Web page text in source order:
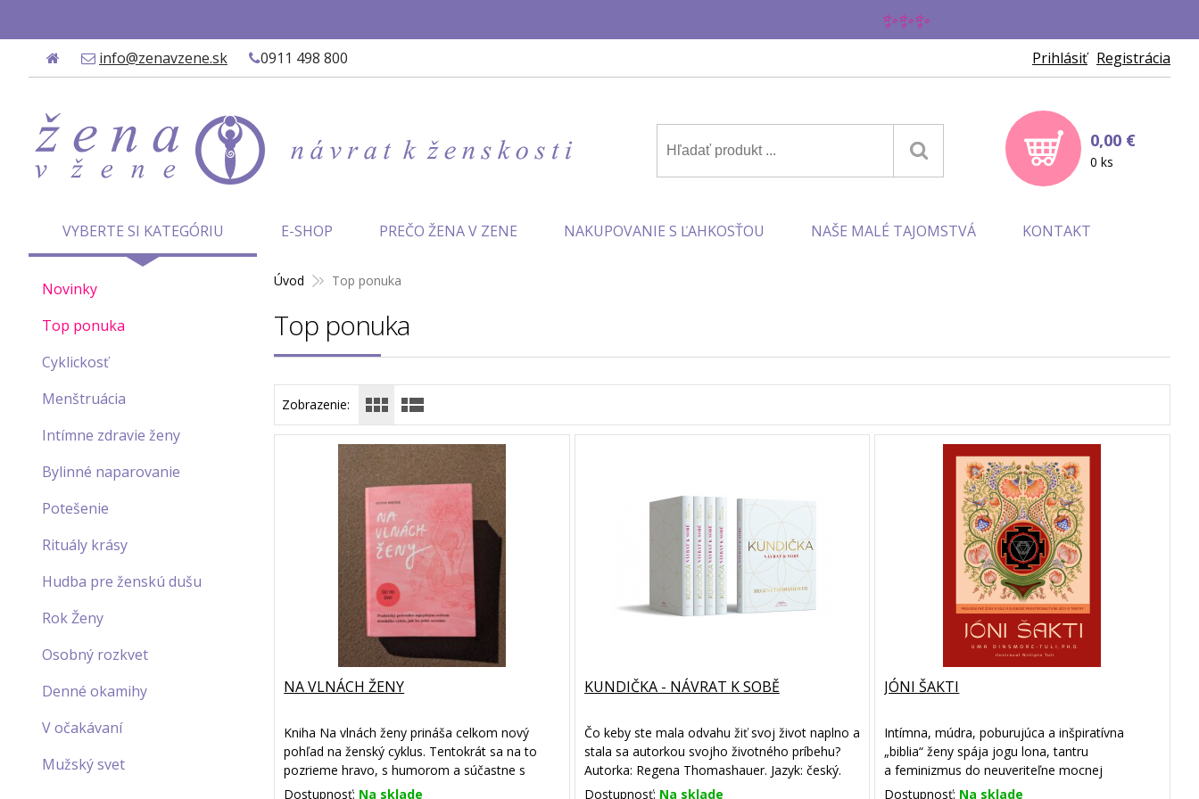
✨✨✨
info@zenavzene.sk 0911 498 800 Prihlásiť Registrácia
0,00 €
0 ks
Úvod Top ponuka
Top ponuka
Zobrazenie:
NA VLNÁCH ŽENY
Kniha Na vlnách ženy prináša celkom nový
pohľad na ženský cyklus. Tentokrát sa na to
pozrieme hravo, s humorom a súčastne s
veľkým rešpektom a nehou. Ženský cyklus nie
Dostupnosť: Na sklade
KUNDIČKA - NÁVRAT K SOBĚ
Čo keby ste mala odvahu žiť svoj život naplno a
stala sa autorkou svojho životného príbehu?
Autorka: Regena Thomashauer. Jazyk: český.
Počet strán: 254
Dostupnosť: Na sklade
JÓNI ŠAKTI
Intímna, múdra, poburujúca a inšpiratívna
„biblia“ ženy spája jogu lona, tantru
a feminizmus do neuveriteľne mocnej
kombinácie. Jej britská autorka Uma Dinsmore
Dostupnosť: Na sklade
Novinky
Top ponuka
Cyklickosť
Menštruácia
Intímne zdravie ženy
Bylinné naparovanie
Potešenie
Rituály krásy
Hudba pre ženskú dušu
Rok Ženy
Osobný rozkvet
Denné okamihy
V očakávaní
Mužský svet
VYBERTE SI KATEGÓRIU E-SHOP PREČO ŽENA V ZENE NAKUPOVANIE S ĽAHKOSŤOU NAŠE MALÉ TAJOMSTVÁ KONTAKT